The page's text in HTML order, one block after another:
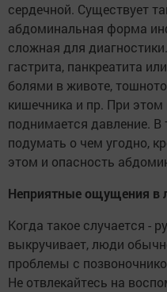
сердечной. Существует
абдоминальная форма
сложная для
гастрита, панкреатита
болями в животе,
кишечника и пр. При этом
поднимается давление.
подумать о чем угодно,
этом и опасность
Неприятные ощущения в
Когда такое случается -
выкручивает, люди
проблемы с
Не отвлекайтесь на